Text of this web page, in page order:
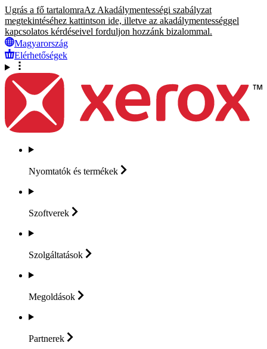
Ugrás a fő tartalomraAz Akadálymentességi szabályzat
megtekintéséhez kattintson ide, illetve az akadálymentességgel
kapcsolatos kérdéseivel forduljon hozzánk bizalommal.
Magyarország
Elérhetőségek
Nyomtatók és termékek
Szoftverek
Szolgáltatások
Megoldások
Partnerek